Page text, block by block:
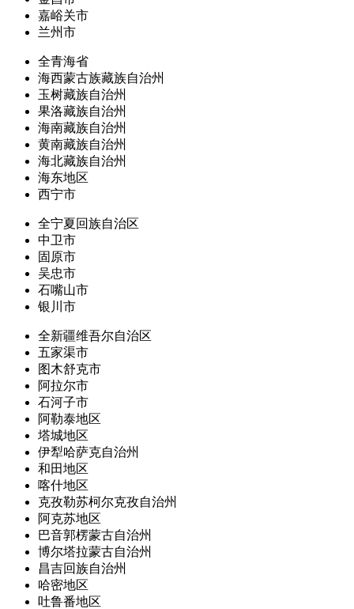
嘉峪关市
兰州市
全青海省
海西蒙古族藏族自治州
玉树藏族自治州
果洛藏族自治州
海南藏族自治州
黄南藏族自治州
海北藏族自治州
海东地区
西宁市
全宁夏回族自治区
中卫市
固原市
吴忠市
石嘴山市
银川市
全新疆维吾尔自治区
五家渠市
图木舒克市
阿拉尔市
石河子市
阿勒泰地区
塔城地区
伊犁哈萨克自治州
和田地区
喀什地区
克孜勒苏柯尔克孜自治州
阿克苏地区
巴音郭楞蒙古自治州
博尔塔拉蒙古自治州
昌吉回族自治州
哈密地区
吐鲁番地区